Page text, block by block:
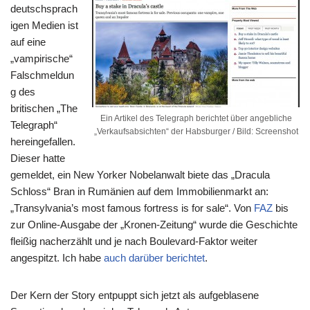
Ein Artikel des Telegraph berichtet über angebliche
„Verkaufsabsichten“ der Habsburger / Bild: Screenshot
deutschsprach
igen Medien ist
auf eine
„vampirische“
Falschmeldun
g des
britischen „The
Telegraph“
hereingefallen.
Dieser hatte
gemeldet, ein New Yorker Nobelanwalt biete das „Dracula
Schloss“ Bran in Rumänien auf dem Immobilienmarkt an:
„Transylvania’s most famous fortress is for sale“. Von FAZ bis
zur Online-Ausgabe der „Kronen-Zeitung“ wurde die Geschichte
fleißig nacherzählt und je nach Boulevard-Faktor weiter
angespitzt. Ich habe auch darüber berichtet.
Der Kern der Story entpuppt sich jetzt als aufgeblasene